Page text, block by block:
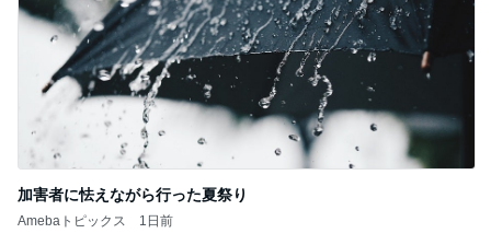
加害者に怯えながら行った夏祭り
Amebaトピックス 1日前